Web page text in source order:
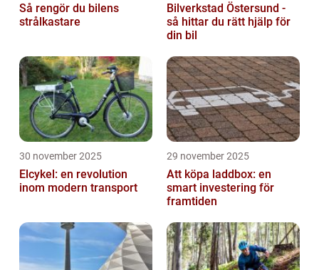
Så rengör du bilens
strålkastare
Bilverkstad Östersund -
så hittar du rätt hjälp för
din bil
30 november 2025
Elcykel: en revolution
inom modern transport
29 november 2025
Att köpa laddbox: en
smart investering för
framtiden